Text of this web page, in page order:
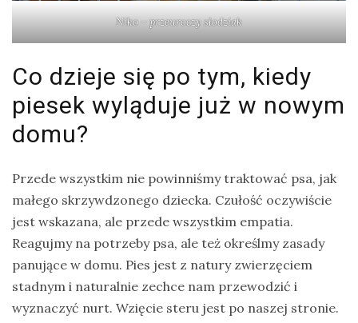
Niko – przeuroczy słodziak
Co dzieje się po tym, kiedy
piesek wyląduje już w nowym
domu?
Przede wszystkim nie powinniśmy traktować psa, jak
małego skrzywdzonego dziecka. Czułość oczywiście
jest wskazana, ale przede wszystkim empatia.
Reagujmy na potrzeby psa, ale też określmy zasady
panujące w domu. Pies jest z natury zwierzęciem
stadnym i naturalnie zechce nam przewodzić i
wyznaczyć nurt. Wzięcie steru jest po naszej stronie.